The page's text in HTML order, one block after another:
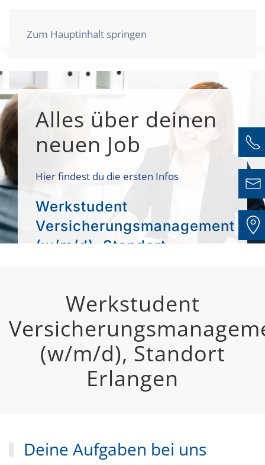
Zum Hauptinhalt springen
Alles über deinen
neuen Job
Hier findest du die ersten Infos
Werkstudent
Versicherungsmanagement
(w/m/d), Standort
JETZT DIREKT BEWERBEN
Werkstudent
(w/m/d), Standort
Erlangen
Deine Aufgaben bei uns